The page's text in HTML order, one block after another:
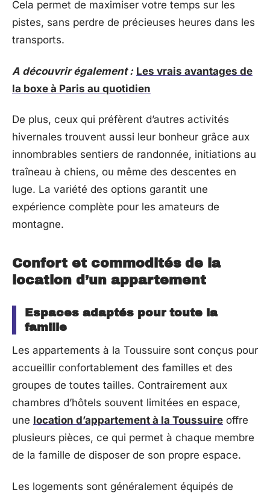
Cela permet de maximiser votre temps sur les
pistes, sans perdre de précieuses heures dans les
transports.
A découvrir également : Les vrais avantages de
la boxe à Paris au quotidien
De plus, ceux qui préfèrent d’autres activités
hivernales trouvent aussi leur bonheur grâce aux
innombrables sentiers de randonnée, initiations au
traîneau à chiens, ou même des descentes en
luge. La variété des options garantit une
expérience complète pour les amateurs de
montagne.
Confort et commodités de la
location d’un appartement
Espaces adaptés pour toute la
famille
Les appartements à la Toussuire sont conçus pour
accueillir confortablement des familles et des
groupes de toutes tailles. Contrairement aux
chambres d’hôtels souvent limitées en espace,
une location d’appartement à la Toussuire offre
plusieurs pièces, ce qui permet à chaque membre
de la famille de disposer de son propre espace.
Les logements sont généralement équipés de